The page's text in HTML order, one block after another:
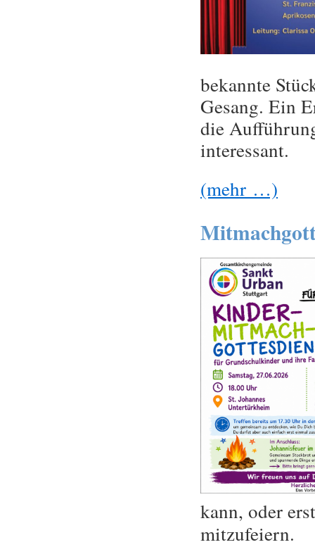
bekannte
Gesang. Ein
die
interessant.
(mehr …)
kann, oder
mitzufeiern.